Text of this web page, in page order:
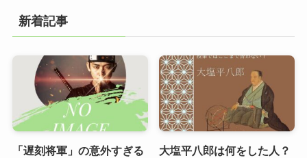
新着記事
「遅刻将軍」の意外すぎる
大塩平八郎は何をした人？